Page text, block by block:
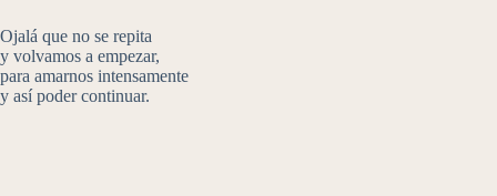
Ojalá que no se repita
y volvamos a empezar,
para amarnos intensamente
y así poder continuar.